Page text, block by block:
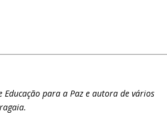
para a Paz e autora de vários